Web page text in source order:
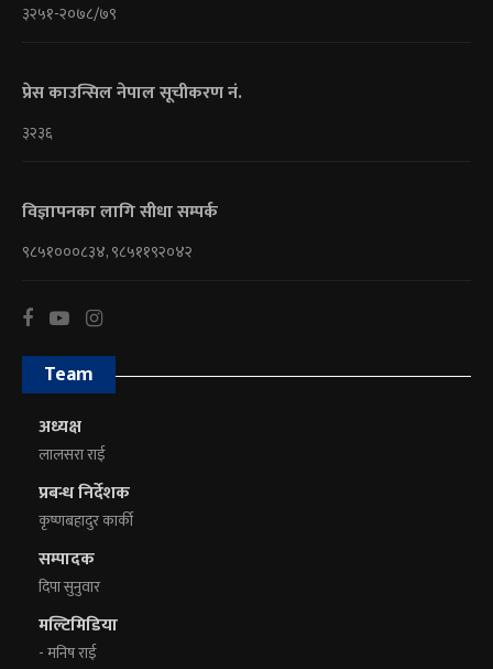
३२५१-२०७८/७९
प्रेस काउन्सिल नेपाल सूचीकरण नं.
३२३६
विज्ञापनका लागि सीधा सम्पर्क
९८५१०००८३४, ९८५११९२०४२
Team
अध्यक्ष
लालसरा राई
प्रबन्ध निर्देशक
कृष्णबहादुर कार्की
सम्पादक
दिपा सुनुवार
मल्टिमिडिया
- मनिष राई